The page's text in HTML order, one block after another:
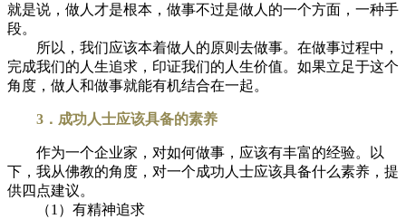
就是说，做人才是根本，做事不过是做人的一个方面，一种手
段。
所以，我们应该本着做人的原则去做事。在做事过程中，
完成我们的人生追求，印证我们的人生价值。如果立足于这个
角度，做人和做事就能有机结合在一起。
3．成功人士应该具备的素养
作为一个企业家，对如何做事，应该有丰富的经验。以
下，我从佛教的角度，对一个成功人士应该具备什么素养，提
供四点建议。
（1）有精神追求